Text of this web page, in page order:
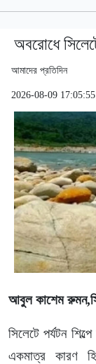
অবরোধে
আমাদের প্রতিদিন
2026-08-09 17:05:55
আবুল কাশেম
সিলেটে পর্যটন
একমাত্র কারণ